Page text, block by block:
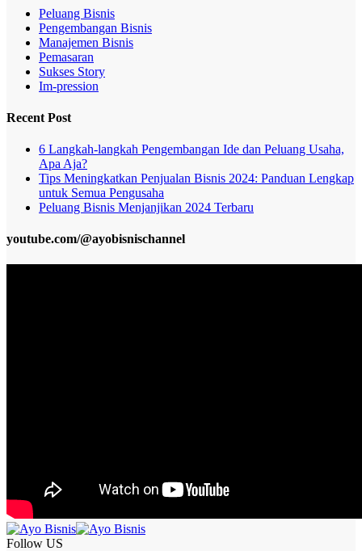
Peluang Bisnis
Pengembangan Bisnis
Manajemen Bisnis
Pemasaran
Sukses Story
Im-pression
Recent Post
6 Langkah-langkah Pengembangan Ide dan Peluang Usaha,
Apa Aja?
Tips Meningkatkan Penjualan Bisnis 2024: Panduan Lengkap
untuk Semua Pengusaha
Peluang Bisnis Menjanjikan 2024 Terbaru
youtube.com/@ayobisnischannel
Follow US